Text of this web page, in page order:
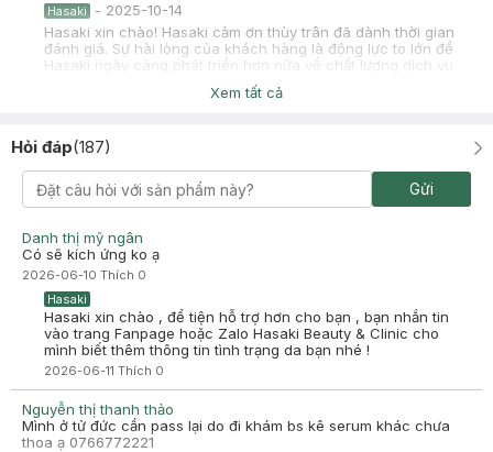
Hasaki - 2025-10-14
Hasaki xin chào! Hasaki cảm ơn thùy trân đã dành thời gian
đánh giá. Sự hài lòng của khách hàng là động lực to lớn để
Hasaki ngày càng phát triển hơn nữa về chất lượng dịch vụ.
Cảm ơn bạn đã tin tưởng và mua sắm tại Hasaki!
huyền
Đã mua hàng
2025-09-03
Mình dùng còn hơn 3/4 chai muốn pass, giá 150k hcm, ib zalo
0373901402
Hasaki -2025-09-03
Hasaki xin chào! Hasaki cảm ơn huyền đã dành thời gian
đánh giá. Sự hài lòng của khách hàng là động lực to lớn để
Hasaki ngày càng phát triển hơn nữa về chất lượng dịch vụ.
Cảm ơn bạn đã tin tưởng và mua sắm tại Hasaki!
Xem tất cả
Hỏi đáp(187)
Gửi
Danh thị mỹ ngân
Có sẽ kích ứng ko ạ
2026-06-10 Thích 0
Hasaki
Hasaki xin chào , để tiện hỗ trợ hơn cho bạn , bạn nhắn tin
vào trang Fanpage hoặc Zalo Hasaki Beauty & Clinic cho
mình biết thêm thông tin tình trạng da bạn nhé !
2026-06-11 Thích 0
Nguyễn thị thanh thảo
Mình ở tử đức cần pass lại do đi khám bs kê serum khác chưa
thoa ạ 0766772221